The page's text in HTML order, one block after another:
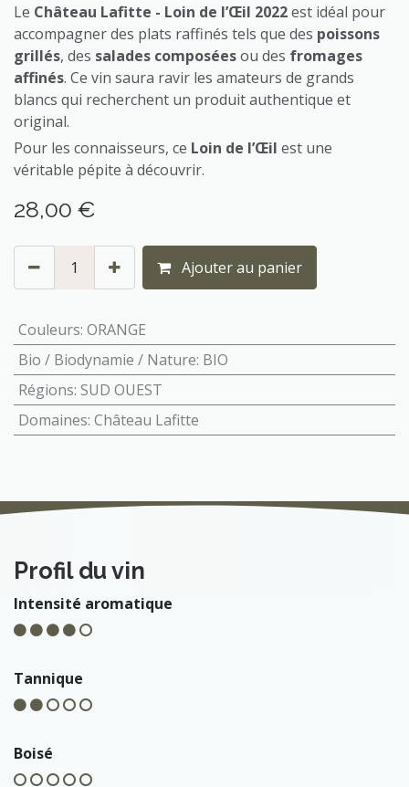
Le Château Lafitte - Loin de l’Œil 2022est idéal pour
accompagner des plats raffinés tels que des poissons
grillés, des salades composéesou des fromages
affinés. Ce vin saura ravir les amateurs de grands
blancs qui recherchent un produit authentique et
original.
Pour les connaisseurs, ce Loin de l’Œil est une
véritable pépite à découvrir.
28,00 €
Ajouter au panier
Couleurs: ORANGE
Bio / Biodynamie / Nature: BIO
Régions: SUD OUEST
Domaines: Château Lafitte
Profil du vin
Intensité aromatique
Tannique
Boisé